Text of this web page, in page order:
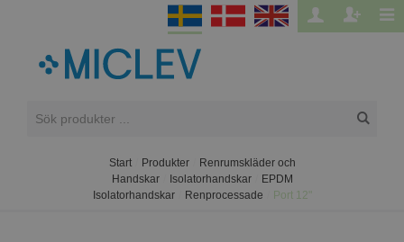
Start Produkter
Renrumskläder och
Handskar
Isolatorhandskar
EPDM
Isolatorhandskar
Renprocessade Port 12"